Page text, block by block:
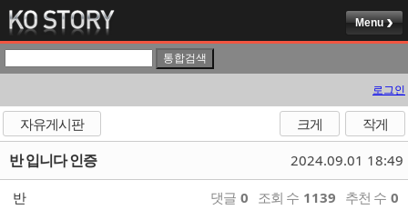
Menu
로그인
자유게시판 크게
작게
2024.09.01 18:49
반 입니다 인증
반 댓글 0 조회 수 1139 추천 수 0